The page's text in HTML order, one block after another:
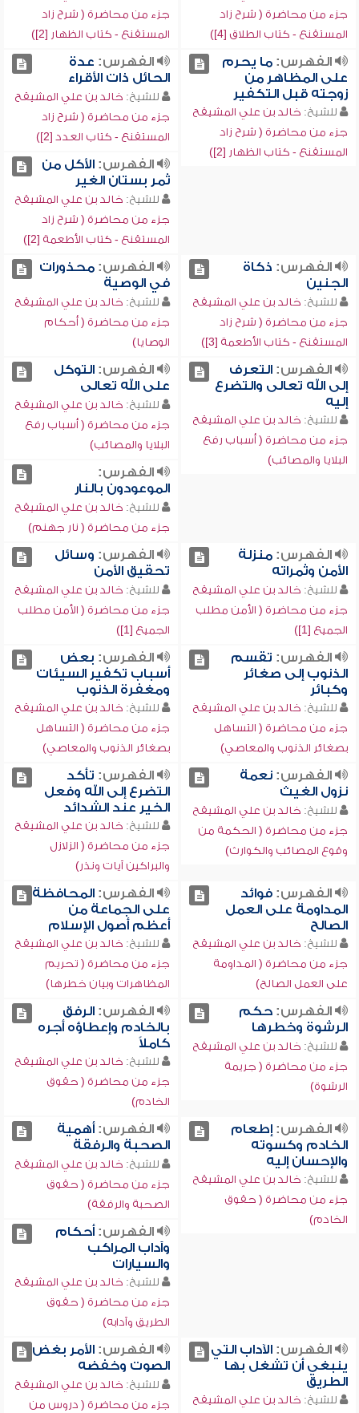
جزء من محاضرة ( شرح زاد
المستقنع - كتاب الطلاق [4])
جزء من محاضرة ( شرح زاد
المستقنع - كتاب الظهار [2])
الفهرس:ما يحرم
على المظاهر من
زوجته قبل التكفير
للشيخ: خالد بن علي المشيقح
جزء من محاضرة ( شرح زاد
المستقنع - كتاب الظهار [2])
الفهرس: عدة
الحائل ذات الأقراء
للشيخ: خالد بن علي المشيقح
جزء من محاضرة ( شرح زاد
المستقنع - كتاب العدد [2])
الفهرس:الأكل من
ثمر بستان الغير
للشيخ: خالد بن علي المشيقح
جزء من محاضرة ( شرح زاد
المستقنع - كتاب الأطعمة [2])
الفهرس: ذكاة
الجنين
للشيخ: خالد بن علي المشيقح
جزء من محاضرة ( شرح زاد
المستقنع - كتاب الأطعمة [3])
الفهرس:محذورات
في الوصية
للشيخ: خالد بن علي المشيقح
جزء من محاضرة ( أحكام
الوصايا)
الفهرس:التعرف
إلى الله تعالى والتضرع
إليه
للشيخ: خالد بن علي المشيقح
جزء من محاضرة ( أسباب رفع
البلايا والمصائب)
الفهرس:التوكل
على الله تعالى
للشيخ: خالد بن علي المشيقح
جزء من محاضرة ( أسباب رفع
البلايا والمصائب)
الفهرس:
الموعودون بالنار
للشيخ: خالد بن علي المشيقح
جزء من محاضرة ( نار جهنم)
الفهرس:منزلة
الأمن وثمراته
للشيخ: خالد بن علي المشيقح
جزء من محاضرة ( الأمن مطلب
الجميع [1])
الفهرس: وسائل
تحقيق الأمن
للشيخ: خالد بن علي المشيقح
جزء من محاضرة ( الأمن مطلب
الجميع [1])
الفهرس: تقسم
الذنوب إلى صغائر
وكبائر
للشيخ: خالد بن علي المشيقح
جزء من محاضرة ( التساهل
بصغائر الذنوب والمعاصي)
الفهرس: بعض
أسباب تكفير السيئات
ومغفرة الذنوب
للشيخ: خالد بن علي المشيقح
جزء من محاضرة ( التساهل
بصغائر الذنوب والمعاصي)
الفهرس:نعمة
نزول الغيث
للشيخ: خالد بن علي المشيقح
جزء من محاضرة ( الحكمة من
وقوع المصائب والكوارث)
الفهرس: تأكد
التضرع إلى الله وفعل
الخير عند الشدائد
للشيخ: خالد بن علي المشيقح
جزء من محاضرة ( الزلازل
والبراكين آيات ونذر)
الفهرس:فوائد
المداومة على العمل
الصالح
للشيخ: خالد بن علي المشيقح
جزء من محاضرة ( المداومة
على العمل الصالح)
الفهرس:المحافظة
على الجماعة من
أعظم أصول الإسلام
للشيخ: خالد بن علي المشيقح
جزء من محاضرة ( تحريم
المظاهرات وبيان خطرها)
الفهرس:حكم
الرشوة وخطرها
للشيخ: خالد بن علي المشيقح
جزء من محاضرة ( جريمة
الرشوة)
الفهرس:الرفق
بالخادم وإعطاؤه أجره
كاملاً
للشيخ: خالد بن علي المشيقح
جزء من محاضرة ( حقوق
الخادم)
الفهرس:إطعام
الخادم وكسوته
والإحسان إليه
للشيخ: خالد بن علي المشيقح
جزء من محاضرة ( حقوق
الخادم)
الفهرس:أهمية
الصحبة والرفقة
للشيخ: خالد بن علي المشيقح
جزء من محاضرة ( حقوق
الصحبة والرفقة)
الفهرس:أحكام
وآداب المراكب
والسيارات
للشيخ: خالد بن علي المشيقح
جزء من محاضرة ( حقوق
الطريق وآدابه)
الفهرس:الآداب التي
ينبغي أن تشغل بها
الطريق
للشيخ: خالد بن علي المشيقح
الفهرس:الأمر بغض
الصوت وخفضه
للشيخ: خالد بن علي المشيقح
جزء من محاضرة ( دروس من